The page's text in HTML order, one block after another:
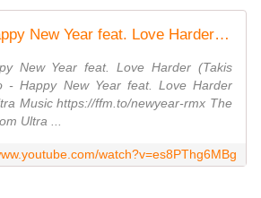
Ricky Retro - Happy New Year feat. Love Harder (Takis Remix) [Ultra Music]
New Year feat. Love Harder (Takis
- Happy New Year feat. Love Harder
Music https://ffm.to/newyear-rmx The
Ultra ...
watch?v=es8PThg6MBg